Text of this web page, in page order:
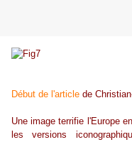
Début de l'article de
Une image terrifie l'Europe
les versions